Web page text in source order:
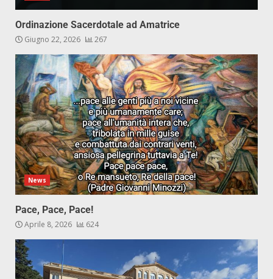
Ordinazione Sacerdotale ad Amatrice
Giugno 22, 2026 267
News
Pace, Pace, Pace!
Aprile 8, 2026 624